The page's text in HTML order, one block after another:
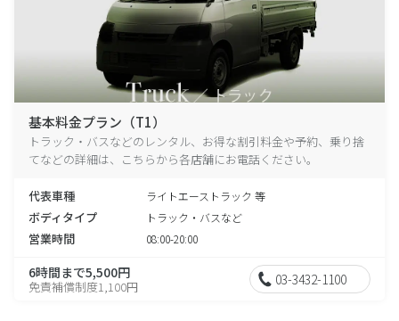
基本料金プラン（T1）
トラック・バスなどのレンタル、お得な割引料金や予約、乗り捨
てなどの詳細は、こちらから各店舗にお電話ください。
代表車種 ライトエーストラック 等
ボディタイプ トラック・バスなど
営業時間 08:00-20:00
6時間まで5,500円
免責補償制度1,100円 03-3432-1100